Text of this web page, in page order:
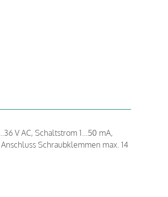
V AC, Schaltstrom 1...50 mA,
Schraubklemmen max. 14